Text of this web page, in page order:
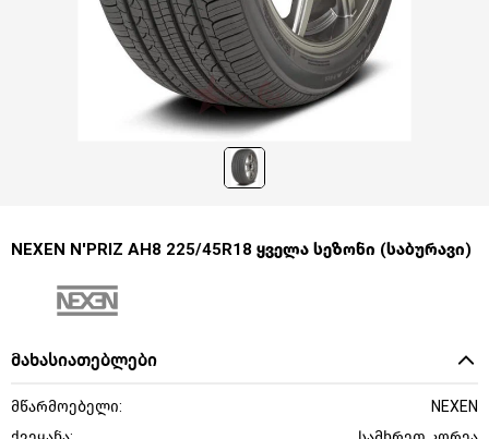
NEXEN N'PRIZ AH8 225/45R18 ყველა სეზონი (საბურავი)
მახასიათებლები
მწარმოებელი:
NEXEN